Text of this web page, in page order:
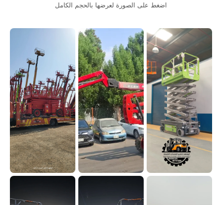
اضغط على الصورة لعرضها بالحجم الكامل